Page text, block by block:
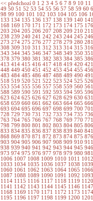
<< předchozí 0 1 2 3 4 5 6 7 8 9 10 11
49 50 51 52 53 54 55 56 57 58 59 60
98 99 100 101 102 103 104 105 106
133 134 135 136 137 138 139 140
168 169 170 171 172 173 174 175
203 204 205 206 207 208 209 210
238 239 240 241 242 243 244 245
273 274 275 276 277 278 279 280
308 309 310 311 312 313 314 315
343 344 345 346 347 348 349 350
378 379 380 381 382 383 384 385
413 414 415 416 417 418 419 420
448 449 450 451 452 453 454 455
483 484 485 486 487 488 489 490
518 519 520 521 522 523 524 525
553 554 555 556 557 558 559 560
588 589 590 591 592 593 594 595
623 624 625 626 627 628 629 630
658 659 660 661 662 663 664 665
693 694 695 696 697 698 699 700
728 729 730 731 732 733 734 735
763 764 765 766 767 768 769 770
798 799 800 801 802 803 804 805
833 834 835 836 837 838 839 840
868 869 870 871 872 873 874 875
903 904 905 906 907 908 909 910
938 939 940 941 942 943 944 945
973 974 975 976 977 978 979 980
1006 1007 1008 1009 1010 1011
1033 1034 1035 1036 1037 1038
1060 1061 1062 1063 1064 1065
1087 1088 1089 1090 1091 1092
1114 1115 1116 1117 1118 1119
1141 1142 1143 1144 1145 1146
1168 1169 1170 1171 1172 1173
1195 1196 1197 1198 1199 1200